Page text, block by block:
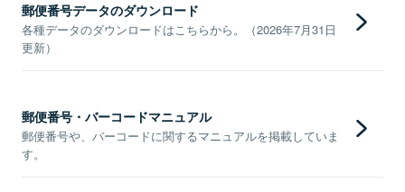
郵便番号データのダウンロード
各種データのダウンロードはこちらから。（2026年7月31日
更新）
郵便番号・バーコードマニュアル
郵便番号や、バーコードに関するマニュアルを掲載していま
す。